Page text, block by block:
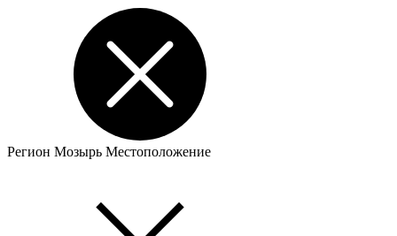
Регион Мозырь Местоположение